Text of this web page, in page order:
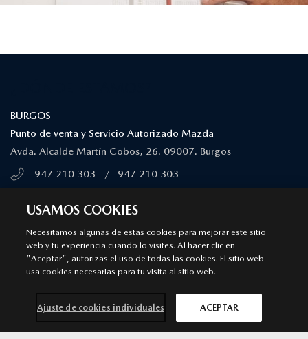
BURGOS
Punto de venta y Servicio Autorizado Mazda
Avda. Alcalde Martín Cobos, 26. 09007. Burgos
947 210 303
/
947 210 303
Aviso legal Privacidad Cookies
© 2026 Mazda España | Todos los derechos reservados |
All In Media
SÍGUENOS EN
USAMOS COOKIES
Necesitamos algunas de estas cookies para mejorar este sitio
web y tu experiencia cuando lo visites. Al hacer clic en
"Aceptar", autorizas el uso de todas las cookies. El sitio web
usa cookies necesarias para tu visita al sitio web.
Ajuste de cookies individuales ACEPTAR